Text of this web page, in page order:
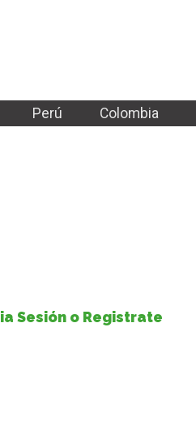
Perú Colombia
Sesión o Registrate